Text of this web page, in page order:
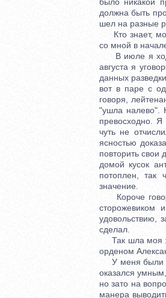
было никакой
должна быть
шел на разные
Кто знает,
со мной в
В июле я
августа я
данных
вот в паре с
говоря,
"ушла налево".
превосходно.
чуть не
ясностью
повторить свои
домой кусок
потоплен, так
значение.
Короче
сторожевиком
удовольствию,
сделал.
Так шла моя
орденом
У меня были
оказался
но зато на
манера